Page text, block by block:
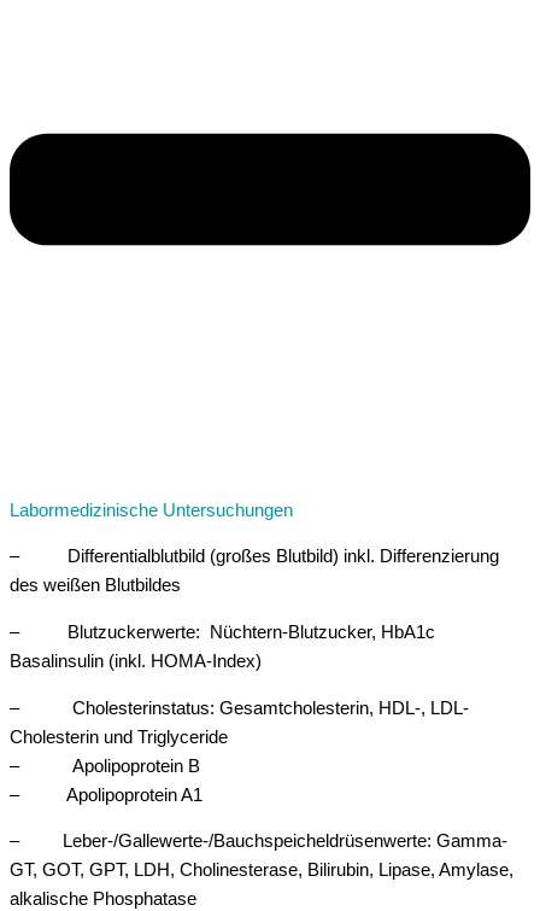
Labormedizinische Untersuchungen
– Differentialblutbild (großes Blutbild) inkl. Differenzierung
des weißen Blutbildes
– Blutzuckerwerte: Nüchtern-Blutzucker, HbA1c
Basalinsulin (inkl. HOMA-Index)
– Cholesterinstatus: Gesamtcholesterin, HDL-, LDL-
Cholesterin und Triglyceride
– Apolipoprotein B
– Apolipoprotein A1
– Leber-/Gallewerte-/Bauchspeicheldrüsenwerte: Gamma-
GT, GOT, GPT, LDH, Cholinesterase, Bilirubin, Lipase, Amylase,
alkalische Phosphatase